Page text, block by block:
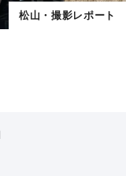
松山・撮影レポート